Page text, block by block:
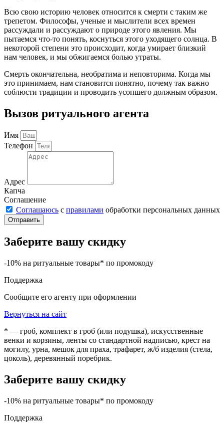
Всю свою историю человек относится к смерти с таким же
трепетом. Философы, ученые и мыслители всех времен
рассуждали и рассуждают о природе этого явления. Мы
пытаемся что-то понять, коснуться этого уходящего солнца. В
некоторой степени это происходит, когда умирает близкий
нам человек, и мы обжигаемся болью утраты.
Смерть окончательна, необратима и неповторима. Когда мы
это принимаем, нам становится понятно, почему так важно
соблюсти традиции и проводить усопшего должным образом.
Вызов ритуального агента
Имя
Телефон
Адрес
Капча
Соглашение
Соглашаюсь с правилами обработки персональных данных
Отправить
Заберите вашу скидку
-10% на ритуальные товары* по промокоду
Поддержка
Сообщите его агенту при оформлении
Вернуться на сайт
* — гроб, комплект в гроб (или подушка), искусственные
венки и корзины, ленты со стандартной надписью, крест на
могилу, урна, мешок для праха, трафарет, ж/б изделия (стела,
цоколь), деревянный поребрик.
Заберите вашу скидку
-10% на ритуальные товары* по промокоду
Поддержка